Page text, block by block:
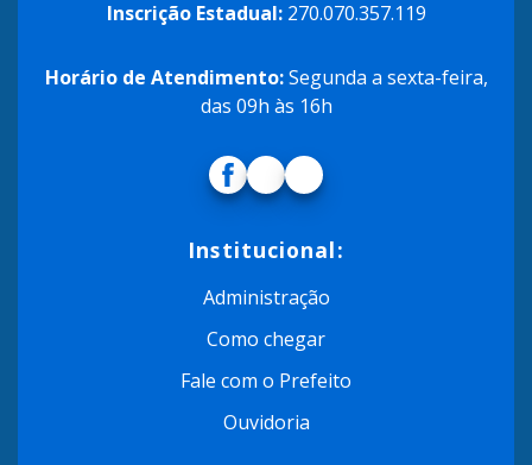
Inscrição Estadual:270.070.357.119
Horário de Atendimento:Segunda a sexta-feira,
das 09h às 16h
Institucional:
Administração
Como chegar
Fale com o Prefeito
Ouvidoria